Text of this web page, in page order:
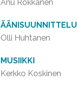
Anu Rokkanen
ÄÄNISUUNNITTELU
Olli Huhtanen
MUSIIKKI
Kerkko Koskinen